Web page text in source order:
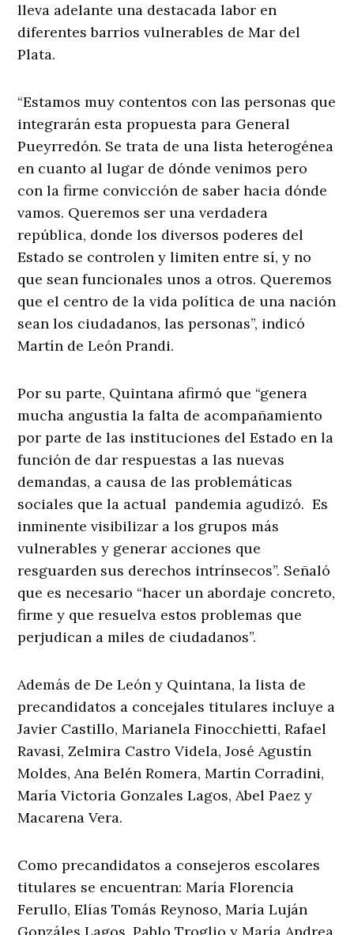
lleva adelante una destacada labor en
diferentes barrios vulnerables de Mar del
Plata.
“Estamos muy contentos con las personas que
integrarán esta propuesta para General
Pueyrredón. Se trata de una lista heterogénea
en cuanto al lugar de dónde venimos pero
con la firme convicción de saber hacia dónde
vamos. Queremos ser una verdadera
república, donde los diversos poderes del
Estado se controlen y limiten entre sí, y no
que sean funcionales unos a otros. Queremos
que el centro de la vida política de una nación
sean los ciudadanos, las personas”, indicó
Martín de León Prandi.
Por su parte, Quintana afirmó que “genera
mucha angustia la falta de acompañamiento
por parte de las instituciones del Estado en la
función de dar respuestas a las nuevas
demandas, a causa de las problemáticas
sociales que la actual pandemia agudizó. Es
inminente visibilizar a los grupos más
vulnerables y generar acciones que
resguarden sus derechos intrínsecos”. Señaló
que es necesario “hacer un abordaje concreto,
firme y que resuelva estos problemas que
perjudican a miles de ciudadanos”.
Además de De León y Quintana, la lista de
precandidatos a concejales titulares incluye a
Javier Castillo, Marianela Finocchietti, Rafael
Ravasi, Zelmira Castro Videla, José Agustín
Moldes, Ana Belén Romera, Martín Corradini,
María Victoria Gonzales Lagos, Abel Paez y
Macarena Vera.
Como precandidatos a consejeros escolares
titulares se encuentran: María Florencia
Ferullo, Elías Tomás Reynoso, María Luján